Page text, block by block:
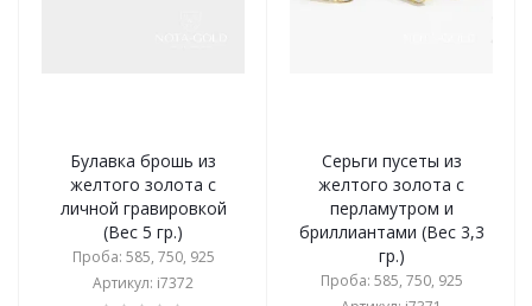
Булавка брошь из
желтого золота с
личной гравировкой
(Вес 5 гр.)
Проба: 585, 750, 925
Артикул: i7372
Серьги пусеты из
желтого золота с
перламутром и
бриллиантами (Вес 3,3
гр.)
Проба: 585, 750, 925